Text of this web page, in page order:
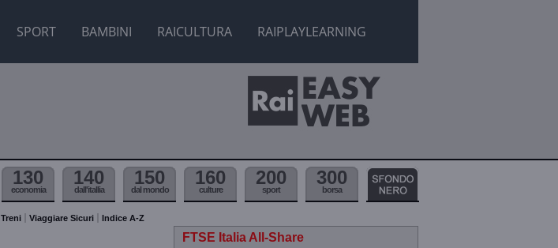
SPORT BAMBINI RAICULTURA RAIPLAYLEARNING
130
economia
140
dall'itallia
150
dal mondo
160
culture
200
sport
300
borsa
Treni Viaggiare Sicuri Indice A-Z
FTSE Italia All-Share